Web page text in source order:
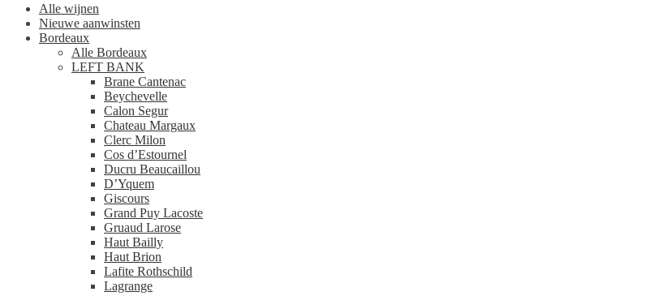
Alle wijnen
Nieuwe aanwinsten
Bordeaux
Alle Bordeaux
LEFT BANK
Brane Cantenac
Beychevelle
Calon Segur
Chateau Margaux
Clerc Milon
Cos d’Estournel
Ducru Beaucaillou
D’Yquem
Giscours
Grand Puy Lacoste
Gruaud Larose
Haut Bailly
Haut Brion
Lafite Rothschild
Lagrange